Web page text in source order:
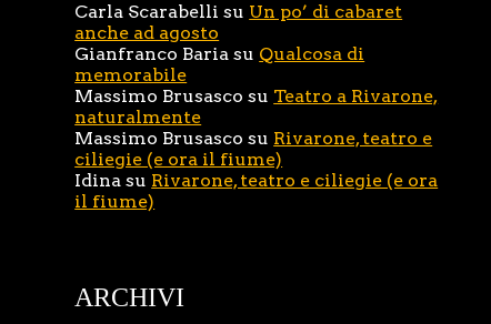
Carla Scarabelli su Un po’ di cabaret
anche ad agosto
Gianfranco Baria su Qualcosa di
memorabile
Massimo Brusasco su Teatro a Rivarone,
naturalmente
Massimo Brusasco su Rivarone, teatro e
ciliegie (e ora il fiume)
Idina su Rivarone, teatro e ciliegie (e ora
il fiume)
ARCHIVI